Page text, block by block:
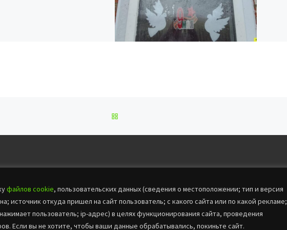
файлов cookie, пользовательских данных (сведения о местоположении; тип и версия
источник откуда пришел на сайт пользователь; с какого сайта или по какой рекламе;
пользователь; ip-адрес) в целях функционирования сайта, проведения
Если вы не хотите, чтобы ваши данные обрабатывались, покиньте сайт.
права защищены